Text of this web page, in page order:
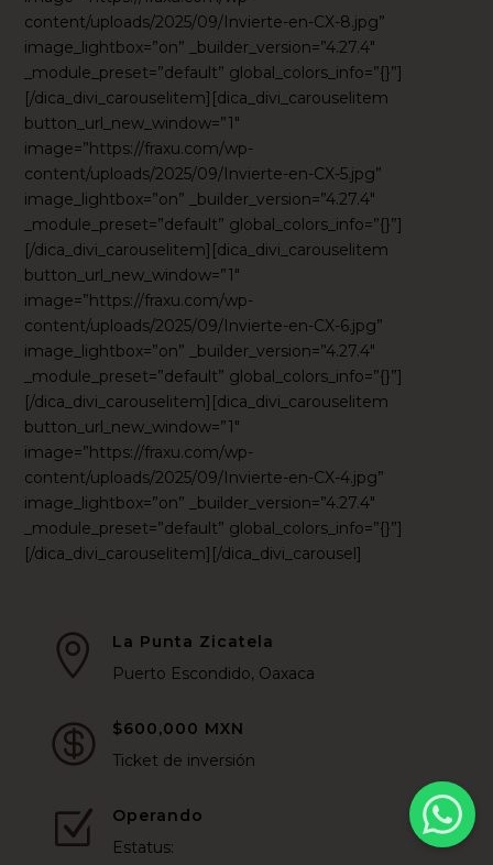
content/uploads/2025/09/Invierte-en-CX-8.jpg”
image_lightbox=”on” _builder_version=”4.27.4″
_module_preset=”default” global_colors_info=”{}”]
[/dica_divi_carouselitem][dica_divi_carouselitem
button_url_new_window=”1″
image=”https://fraxu.com/wp-
content/uploads/2025/09/Invierte-en-CX-5.jpg”
image_lightbox=”on” _builder_version=”4.27.4″
_module_preset=”default” global_colors_info=”{}”]
[/dica_divi_carouselitem][dica_divi_carouselitem
button_url_new_window=”1″
image=”https://fraxu.com/wp-
content/uploads/2025/09/Invierte-en-CX-6.jpg”
image_lightbox=”on” _builder_version=”4.27.4″
_module_preset=”default” global_colors_info=”{}”]
[/dica_divi_carouselitem][dica_divi_carouselitem
button_url_new_window=”1″
image=”https://fraxu.com/wp-
content/uploads/2025/09/Invierte-en-CX-4.jpg”
image_lightbox=”on” _builder_version=”4.27.4″
_module_preset=”default” global_colors_info=”{}”]
[/dica_divi_carouselitem][/dica_divi_carousel]

La Punta Zicatela
Puerto Escondido, Oaxaca

$600,000 MXN
Ticket de inversión
Z
Operando
Estatus: